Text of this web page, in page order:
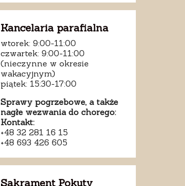
Kancelaria parafialna
wtorek: 9:00-11:00
czwartek: 9:00-11:00
(nieczynne w okresie
wakacyjnym)
piątek: 15:30-17:00
Sprawy pogrzebowe, a także
nagłe wezwania do chorego:
Kontakt:
+48 32 281 16 15
+48 693 426 605
Sakrament Pokuty